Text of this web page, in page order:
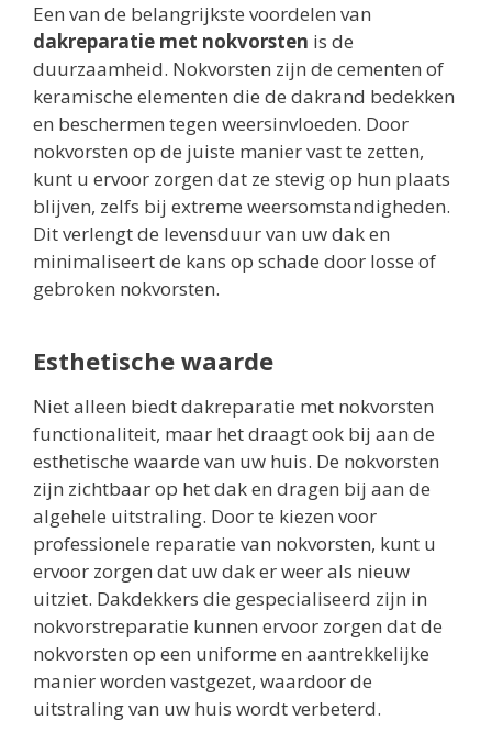
Een van de belangrijkste voordelen van
dakreparatie met nokvorsten is de
duurzaamheid. Nokvorsten zijn de cementen of
keramische elementen die de dakrand bedekken
en beschermen tegen weersinvloeden. Door
nokvorsten op de juiste manier vast te zetten,
kunt u ervoor zorgen dat ze stevig op hun plaats
blijven, zelfs bij extreme weersomstandigheden.
Dit verlengt de levensduur van uw dak en
minimaliseert de kans op schade door losse of
gebroken nokvorsten.
Esthetische waarde
Niet alleen biedt dakreparatie met nokvorsten
functionaliteit, maar het draagt ook bij aan de
esthetische waarde van uw huis. De nokvorsten
zijn zichtbaar op het dak en dragen bij aan de
algehele uitstraling. Door te kiezen voor
professionele reparatie van nokvorsten, kunt u
ervoor zorgen dat uw dak er weer als nieuw
uitziet. Dakdekkers die gespecialiseerd zijn in
nokvorstreparatie kunnen ervoor zorgen dat de
nokvorsten op een uniforme en aantrekkelijke
manier worden vastgezet, waardoor de
uitstraling van uw huis wordt verbeterd.